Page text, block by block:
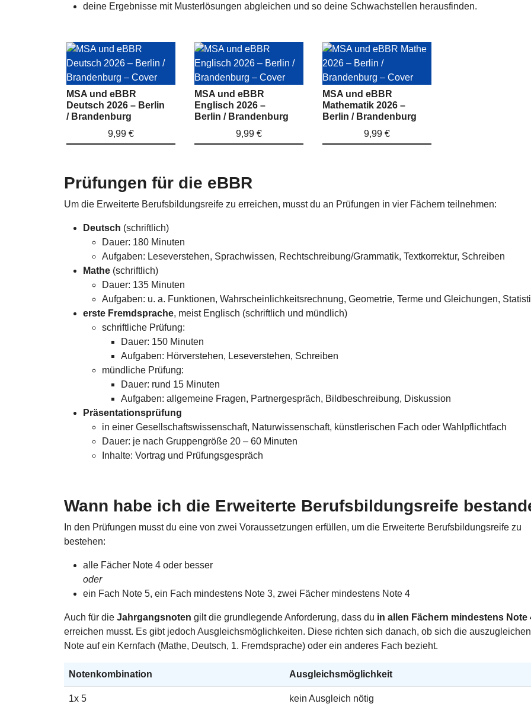
deine Ergebnisse mit Musterlösungen abgleichen und so deine Schwachstellen herausfinden.
MSA und eBBR
Deutsch 2026 – Berlin
/ Brandenburg
9,99 €
MSA und eBBR
Englisch 2026 –
Berlin / Brandenburg
9,99 €
MSA und eBBR
Mathematik 2026 –
Berlin / Brandenburg
9,99 €
Prüfungen für die eBBR
Um die Erweiterte Berufsbildungsreife zu erreichen, musst du an Prüfungen in vier Fächern teilnehmen:
Deutsch (schriftlich)
Dauer: 180 Minuten
Aufgaben: Leseverstehen, Sprachwissen, Rechtschreibung/Grammatik, Textkorrektur, Schreiben
Mathe (schriftlich)
Dauer: 135 Minuten
Aufgaben: u. a. Funktionen, Wahrscheinlichkeitsrechnung, Geometrie, Terme und Gleichungen,
erste Fremdsprache, meist Englisch (schriftlich und mündlich)
schriftliche Prüfung:
Dauer: 150 Minuten
Aufgaben: Hörverstehen, Leseverstehen, Schreiben
mündliche Prüfung:
Dauer: rund 15 Minuten
Aufgaben: allgemeine Fragen, Partnergespräch, Bildbeschreibung, Diskussion
Präsentationsprüfung
in einer Gesellschaftswissenschaft, Naturwissenschaft, künstlerischen Fach oder Wahlpflichtfach
Dauer: je nach Gruppengröße 20 – 60 Minuten
Inhalte: Vortrag und Prüfungsgespräch
Wann habe ich die Erweiterte Berufsbildungsreife
In den Prüfungen musst du eine von zwei Voraussetzungen erfüllen, um die Erweiterte Berufsbildungsreife zu
bestehen:
alle Fächer Note 4 oder besser
oder
ein Fach Note 5, ein Fach mindestens Note 3, zwei Fächer mindestens Note 4
Auch für die Jahrgangsnoten gilt die grundlegende Anforderung, dass du in allen Fächern mindestens Note
erreichen musst. Es gibt jedoch Ausgleichsmöglichkeiten. Diese richten sich danach, ob sich die
Note auf ein Kernfach (Mathe, Deutsch, 1. Fremdsprache) oder ein anderes Fach bezieht.
Notenkombination Ausgleichsmöglichkeit
1x 5 kein Ausgleich nötig